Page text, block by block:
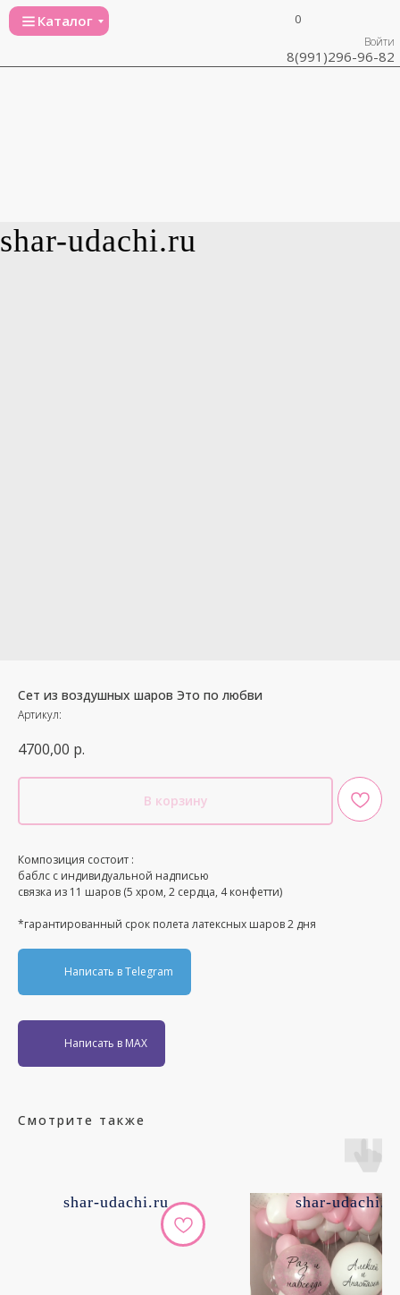
Каталог
Войти
0
8(991)296-96-82
shar-udachi.ru
Сет из воздушных шаров Это по любви
Артикул:
4700,00 р.
В корзину
Композиция состоит :
баблс с индивидуальной надписью
связка из 11 шаров (5 хром, 2 сердца, 4 конфетти)
*гарантированный срок полета латексных шаров 2 дня
Написать в Telegram
Написать в MAX
Смотрите также
shar-udachi.ru shar-udachi.ru